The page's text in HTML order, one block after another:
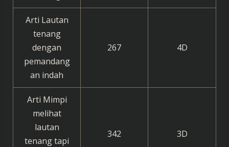
Arti Lautan
tenang
dengan
pemandang
an indah
267 4D
Arti Mimpi
melihat
lautan
tenang tapi
342 3D